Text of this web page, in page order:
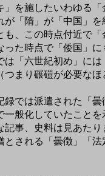
を施したいわゆる「
が「隋」が「中国」
も、この時点付近で
った時点で「倭国」
「六世紀初め」に
まり碾磑が必要な
では派遣された「曇
一般化していたこと
記事、史料は見あた
とされる「曇徴」「